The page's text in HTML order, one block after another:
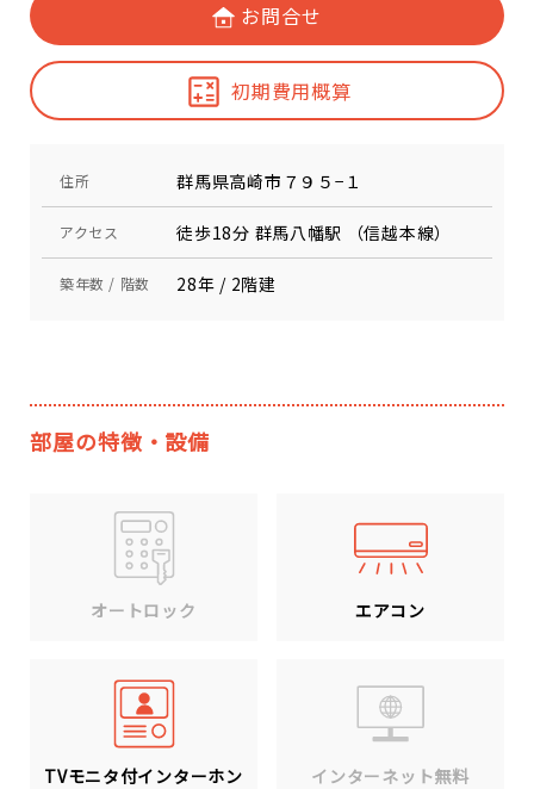
お問合せ
初期費用概算
住所 群馬県高崎市７９５−１
アクセス 徒歩18分 群馬八幡駅 （信越本線）
築年数 / 階数 28年 / 2階建
部屋の特徴・設備
オートロック エアコン
TVモニタ付インターホン インターネット無料